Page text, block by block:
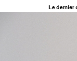
Le dernier